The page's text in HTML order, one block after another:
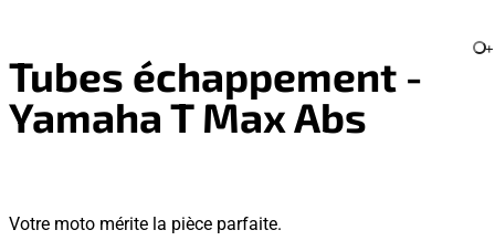
Tubes échappement -
Yamaha T Max Abs
+
Votre moto mérite la pièce parfaite.